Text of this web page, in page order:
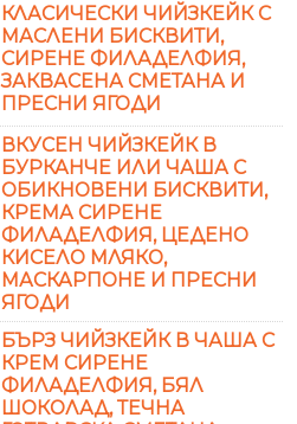
КЛАСИЧЕСКИ ЧИЙЗКЕЙК С
МАСЛЕНИ БИСКВИТИ,
СИРЕНЕ ФИЛАДЕЛФИЯ,
ЗАКВАСЕНА СМЕТАНА И
ПРЕСНИ ЯГОДИ
ВКУСЕН ЧИЙЗКЕЙК В
БУРКАНЧЕ ИЛИ ЧАША С
ОБИКНОВЕНИ БИСКВИТИ,
КРЕМА СИРЕНЕ
ФИЛАДЕЛФИЯ, ЦЕДЕНО
КИСЕЛО МЛЯКО,
МАСКАРПОНЕ И ПРЕСНИ
ЯГОДИ
БЪРЗ ЧИЙЗКЕЙК В ЧАША С
КРЕМ СИРЕНЕ
ФИЛАДЕЛФИЯ, БЯЛ
ШОКОЛАД, ТЕЧНА